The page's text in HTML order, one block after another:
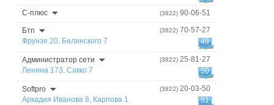
С-плюс (3822) 90-06-51
Бтп
Фрунзе 20, Белинского 7
(3822) 70-57-27
49
Администратор сети
Ленина 173, Сакко 7
(3822) 25-81-27
50
Softpro
Аркадия Иванова 8, Карпова 1
(3822) 20-03-50
51